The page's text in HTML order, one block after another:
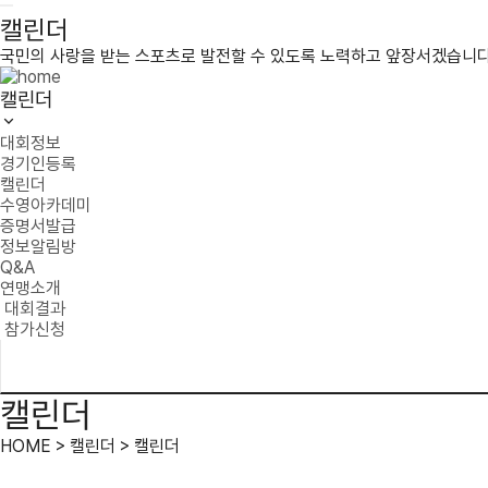
캘린더
국민의 사랑을 받는 스포츠로 발전할 수 있도록 노력하고 앞장서겠습니
캘린더
대회정보
경기인등록
캘린더
수영아카데미
증명서발급
정보알림방
Q&A
연맹소개
대회결과
참가신청
캘린더
HOME > 캘린더 > 캘린더